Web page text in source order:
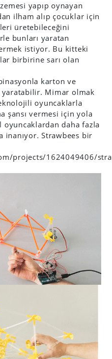
yapıp oynayan
ilham alıp çocuklar için
üretebileceğini
bunları yaratan
istiyor. Bu kitteki
birbirine sarı olan
karton ve
Mimar olmak
oyuncaklarla
şansı vermesi için yola
oyuncaklardan daha fazla
inanıyor. Strawbees bir
projects/1624049406/